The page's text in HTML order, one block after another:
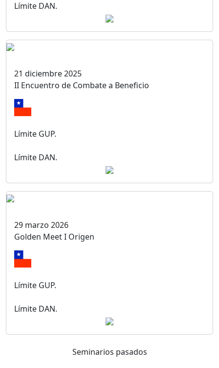
Límite DAN.
21 diciembre 2025
II Encuentro de Combate a Beneficio
Límite GUP.
Límite DAN.
29 marzo 2026
Golden Meet I Origen
Límite GUP.
Límite DAN.
Seminarios pasados